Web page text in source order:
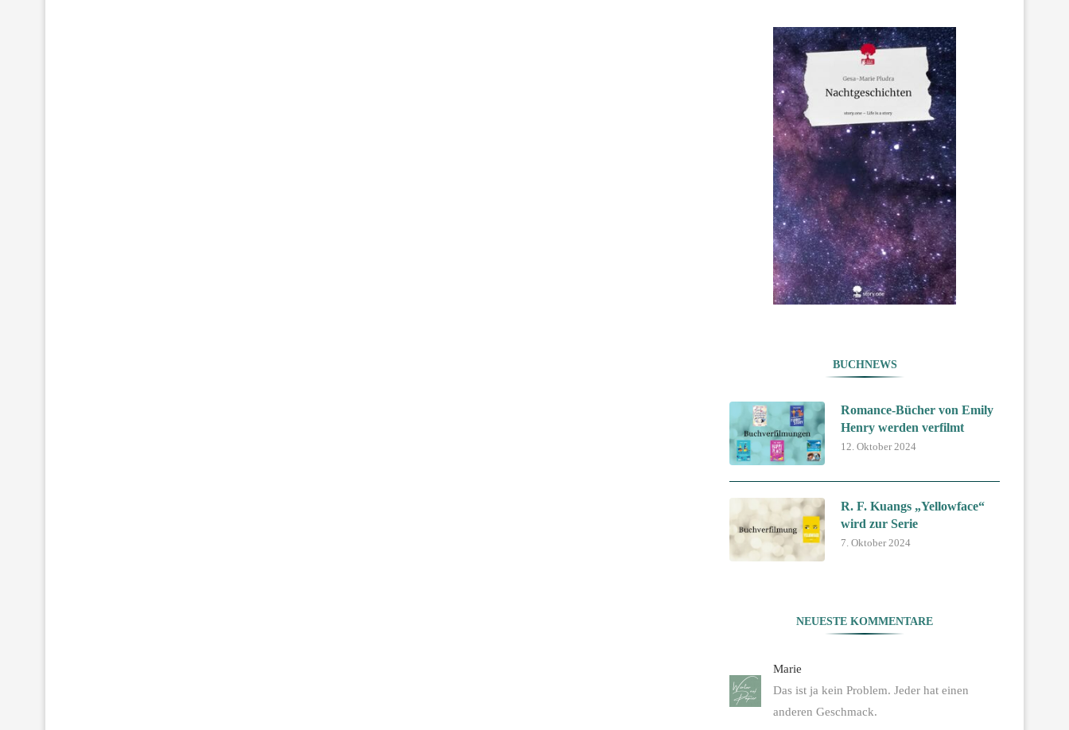
BUCHNEWS
Romance-Bücher von Emily
Henry werden verfilmt
12. Oktober 2024
R. F. Kuangs „Yellowface“
wird zur Serie
7. Oktober 2024
NEUESTE KOMMENTARE
Marie
Das ist ja kein Problem. Jeder hat einen
anderen Geschmack.